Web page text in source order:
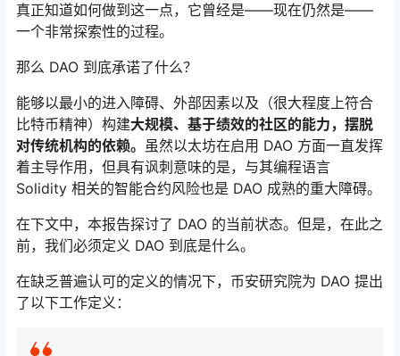
真正知道如何做到这一点，它曾经是——现在仍然是——
一个非常探索性的过程。
那么 DAO 到底承诺了什么？
能够以最小的进入障碍、外部因素以及（很大程度上符合
比特币精神）构建大规模、基于绩效的社区的能力， 摆脱
对传统机构的依赖。 虽然以太坊在启用 DAO 方面一直发挥
着主导作用，但具有讽刺意味的是，与其编程语言
Solidity 相关的智能合约风险也是 DAO 成熟的重大障碍。
在下文中，本报告探讨了 DAO 的当前状态。但是，在此之
前，我们必须定义 DAO 到底是什么。
在缺乏普遍认可的定义的情况下，币安研究院为 DAO 提出
了以下工作定义：